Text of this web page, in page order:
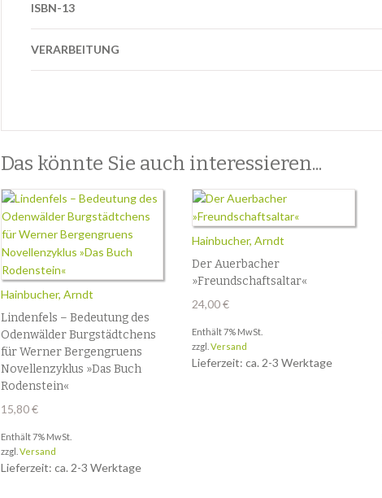
ISBN-13
VERARBEITUNG
Das könnte Sie auch interessieren...
Hainbucher, Arndt
Lindenfels – Bedeutung des
Odenwälder Burgstädtchens
für Werner Bergengruens
Novellenzyklus »Das Buch
Rodenstein«
15,80€
Enthält 7% MwSt.
zzgl. Versand
Lieferzeit: ca. 2-3 Werktage
Hainbucher, Arndt
Der Auerbacher
»Freundschaftsaltar«
24,00€
Enthält 7% MwSt.
zzgl. Versand
Lieferzeit: ca. 2-3 Werktage